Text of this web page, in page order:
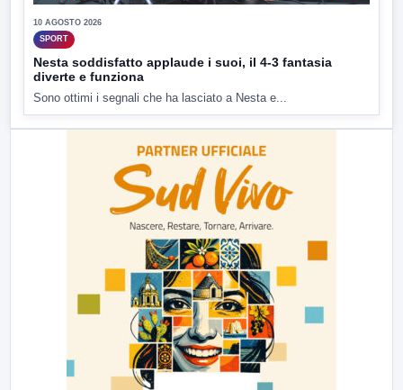
10 AGOSTO 2026
SPORT
Nesta soddisfatto applaude i suoi, il 4-3 fantasia
diverte e funziona
Sono ottimi i segnali che ha lasciato a Nesta e...